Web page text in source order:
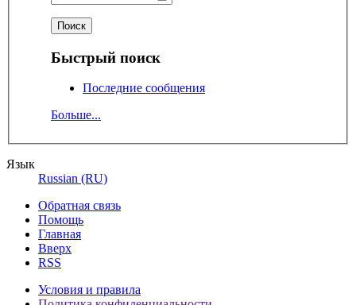
Быстрый поиск
Последние сообщения
Больше...
Язык
Russian (RU)
Обратная связь
Помощь
Главная
Вверх
RSS
Условия и правила